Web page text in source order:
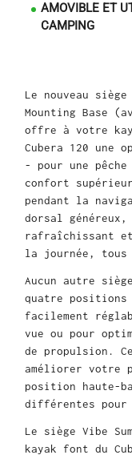
AMOVIBLE ET
CAMPING
Le nouveau
Mounting Base
offre à votre
Cubera 120 une
- pour une
confort
pendant la
dorsal
rafraîchissant et
la journée,
Aucun autre
quatre positions
facilement
vue ou pour
de propulsion.
améliorer votre
position haute-
différentes pour
Le siège Vibe
kayak font du